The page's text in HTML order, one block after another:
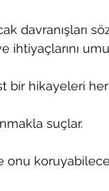
davranışları
bir hikayeleri her
suçlar.
onu